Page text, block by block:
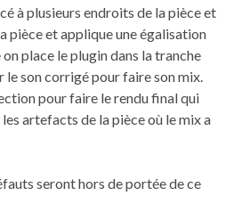
à plusieurs endroits de la pièce et
pièce et applique une égalisation
place le plugin dans la tranche
le son corrigé pour faire son mix.
pour faire le rendu final qui
les artefacts de la pièce où le mix a
seront hors de portée de ce